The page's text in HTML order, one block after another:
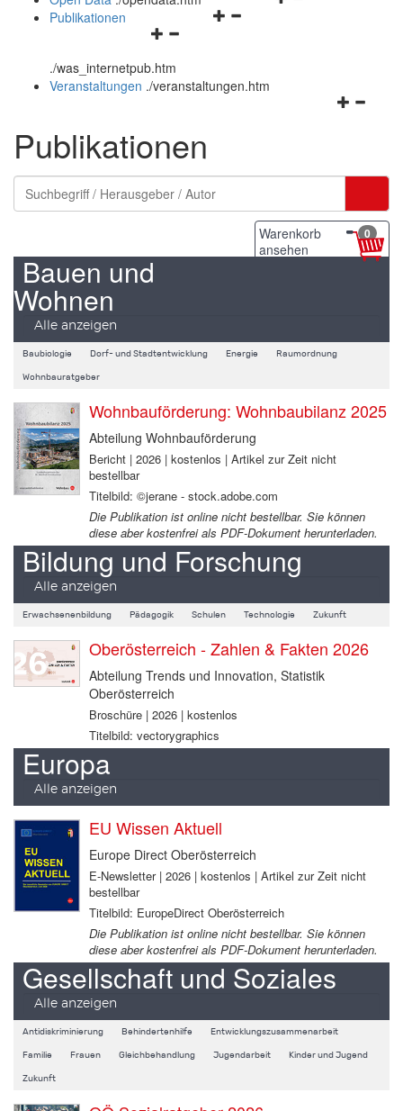
Navigationsmenü
Navigationsmenü
und
schließen
Publikationen
./was_internetpub.htm
Veranstaltungen ./veranstaltungen.htm
Publikationen
Warenkorb
ansehen
0
Bauen und
Wohnen
Alle anzeigen
Baubiologie Dorf- und Stadtentwicklung Energie Raumordnung
Wohnbauratgeber
Wohnbauförderung: Wohnbaubilanz 2025
Abteilung Wohnbauförderung
Bericht | 2026 | kostenlos | Artikel zur Zeit nicht
bestellbar
Titelbild: ©jerane - stock.adobe.com
Die Publikation ist online nicht bestellbar. Sie können
diese aber kostenfrei als PDF-Dokument herunterladen.
Bildung und Forschung
Alle anzeigen
Erwachsenenbildung Pädagogik Schulen Technologie Zukunft
Oberösterreich - Zahlen & Fakten 2026
Abteilung Trends und Innovation, Statistik
Oberösterreich
Broschüre | 2026 | kostenlos
Titelbild: vectorygraphics
Europa
Alle anzeigen
EU Wissen Aktuell
Europe Direct Oberösterreich
E-Newsletter | 2026 | kostenlos | Artikel zur Zeit nicht
bestellbar
Titelbild: EuropeDirect Oberösterreich
Die Publikation ist online nicht bestellbar. Sie können
diese aber kostenfrei als PDF-Dokument herunterladen.
Gesellschaft und Soziales
Alle anzeigen
Antidiskriminierung Behindertenhilfe Entwicklungszusammenarbeit
Familie Frauen Gleichbehandlung Jugendarbeit Kinder und Jugend
Zukunft